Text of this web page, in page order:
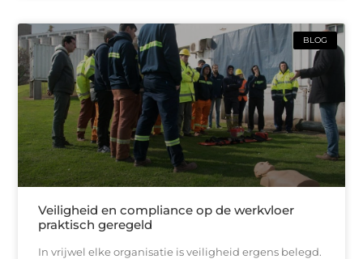
BLOG
Veiligheid en compliance op de werkvloer
praktisch geregeld
In vrijwel elke organisatie is veiligheid ergens belegd.